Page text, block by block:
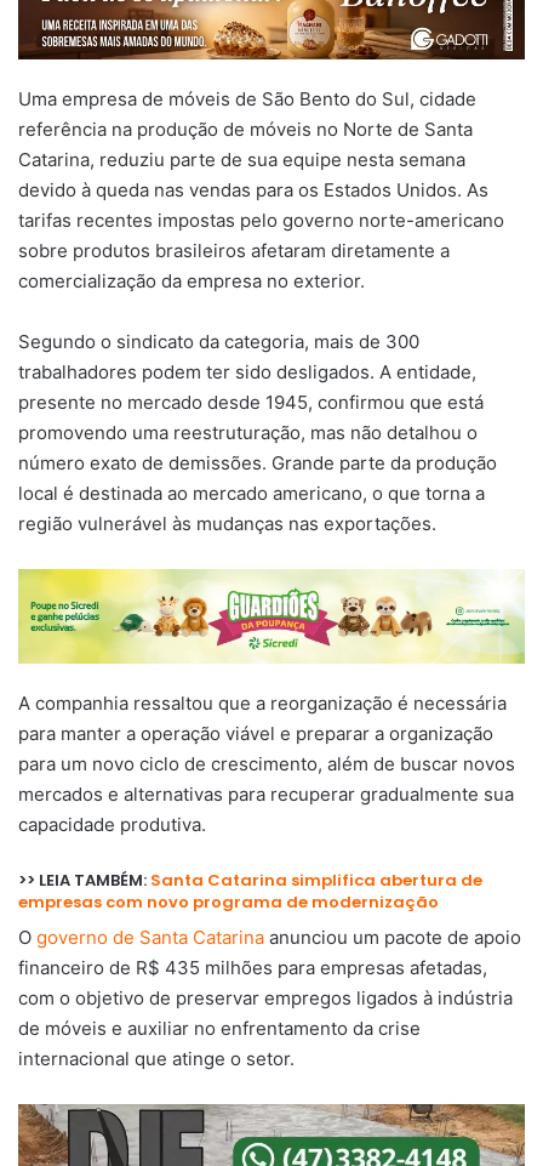
Uma empresa de móveis de São Bento do Sul, cidade
referência na produção de móveis no Norte de Santa
Catarina, reduziu parte de sua equipe nesta semana
devido à queda nas vendas para os Estados Unidos. As
tarifas recentes impostas pelo governo norte-americano
sobre produtos brasileiros afetaram diretamente a
comercialização da empresa no exterior.
Segundo o sindicato da categoria, mais de 300
trabalhadores podem ter sido desligados. A entidade,
presente no mercado desde 1945, confirmou que está
promovendo uma reestruturação, mas não detalhou o
número exato de demissões. Grande parte da produção
local é destinada ao mercado americano, o que torna a
região vulnerável às mudanças nas exportações.
A companhia ressaltou que a reorganização é necessária
para manter a operação viável e preparar a organização
para um novo ciclo de crescimento, além de buscar novos
mercados e alternativas para recuperar gradualmente sua
capacidade produtiva.
>> LEIA TAMBÉM: Santa Catarina simplifica abertura de
empresas com novo programa de modernização
O governo de Santa Catarina anunciou um pacote de apoio
financeiro de R$ 435 milhões para empresas afetadas,
com o objetivo de preservar empregos ligados à indústria
de móveis e auxiliar no enfrentamento da crise
internacional que atinge o setor.